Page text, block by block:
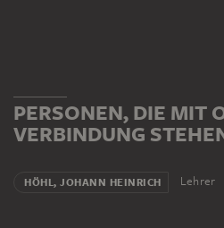
PERSONEN, DIE MIT
VERBINDUNG
HÖHL, JOHANN HEINRICH Lehrer